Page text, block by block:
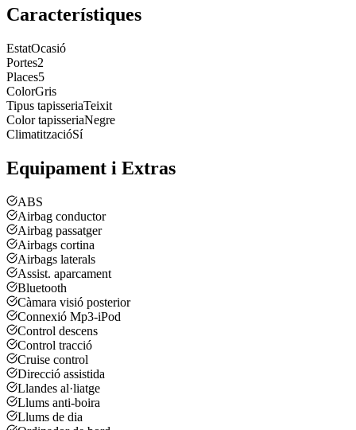
Característiques
EstatOcasió
Portes2
Places5
ColorGris
Tipus tapisseriaTeixit
Color tapisseriaNegre
ClimatitzacióSí
Equipament i Extras
ABS
Airbag conductor
Airbag passatger
Airbags cortina
Airbags laterals
Assist. aparcament
Bluetooth
Càmara visió posterior
Connexió Mp3-iPod
Control descens
Control tracció
Cruise control
Direcció assistida
Llandes al·liatge
Llums anti-boira
Llums de dia